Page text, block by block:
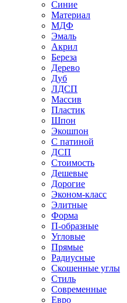
Синие
Материал
МДФ
Эмаль
Акрил
Береза
Дерево
Дуб
ЛДСП
Массив
Пластик
Шпон
Экошпон
С патиной
ДСП
Стоимость
Дешевые
Дорогие
Эконом-класс
Элитные
Форма
П-образные
Угловые
Прямые
Радиусные
Скошенные углы
Стиль
Современные
Евро